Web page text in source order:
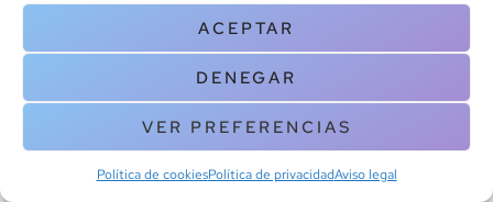
ACEPTAR
DENEGAR
VER PREFERENCIAS
Política de cookiesPolítica de privacidadAviso legal
CONTACTO
Copyright © 2025 Canoa Libros. All Rights Reserved |
cookies
| Aviso legal